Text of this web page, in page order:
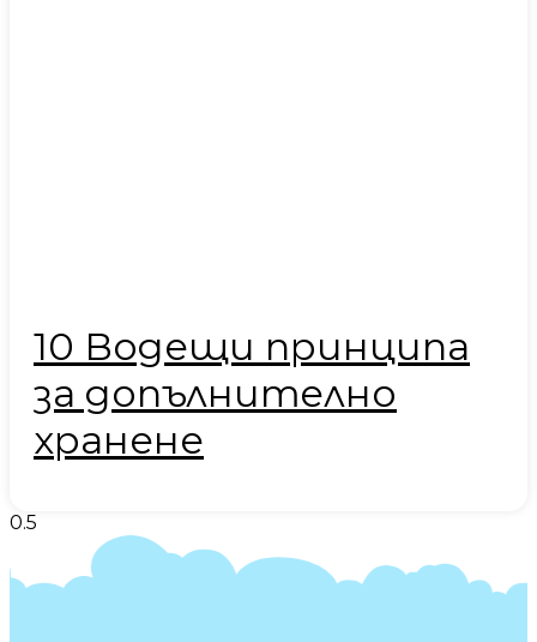
10 Водещи принципа
за допълнително
хранене